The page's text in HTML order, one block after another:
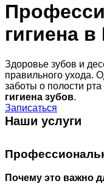
гигиена в
Здоровье зубов и
правильного ухода.
заботы о полости рта
гигиена зубов.
Записаться
Наши услуги
Почему это важно